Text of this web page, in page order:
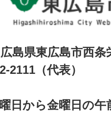
島県東広島市西
2111（代表）
日から金曜日の午